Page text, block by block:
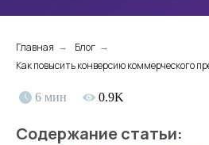
Главная → Блог →
Как повысить конверсию коммерческого
6 мин 0.9K
Содержание статьи: